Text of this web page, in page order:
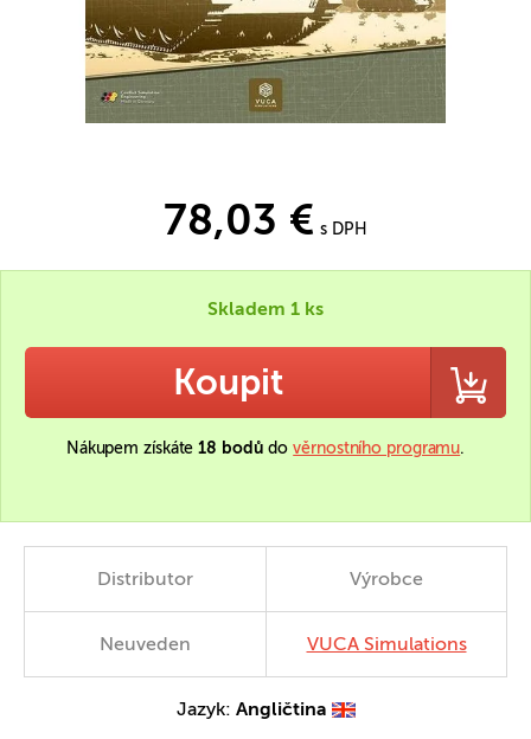
78,03 € s DPH
Skladem 1 ks
Koupit
Nákupem získáte18 bodů dověrnostního programu.
Distributor Výrobce
Neuveden VUCA Simulations
Jazyk: Angličtina